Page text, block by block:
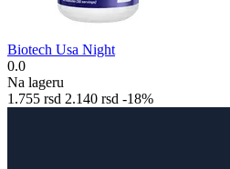
Biotech Usa Night
0.0
Na lageru
1.755 rsd 2.140 rsd -18%